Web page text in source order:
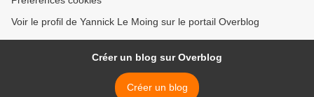
Voir le profil de Yannick Le Moing sur le portail Overblog
Créer un blog sur Overblog
Créer un blog